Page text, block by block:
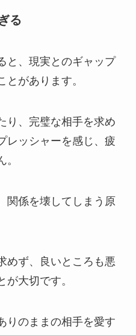
る
と、現実とのギャップ
があります。
り、完璧な相手を求め
レッシャーを感じ、疲
関係を壊してしまう原
めず、良いところも悪
大切です。
りのままの相手を愛す